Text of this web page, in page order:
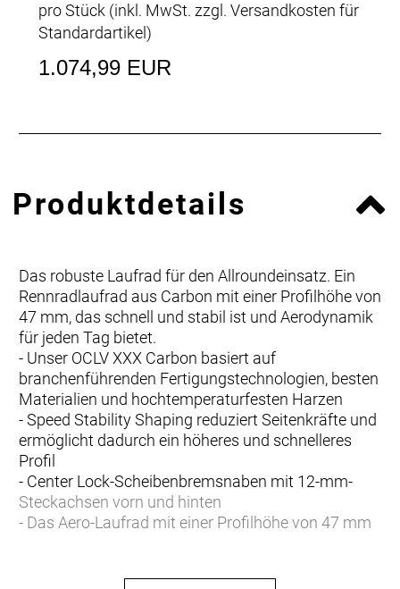
pro Stück (inkl. MwSt. zzgl. Versandkosten für
Standardartikel)
1.074,99 EUR
Produktdetails
Das robuste Laufrad für den Allroundeinsatz. Ein
Rennradlaufrad aus Carbon mit einer Profilhöhe von
47 mm, das schnell und stabil ist und Aerodynamik
für jeden Tag bietet.
- Unser OCLV XXX Carbon basiert auf
branchenführenden Fertigungstechnologien, besten
Materialien und hochtemperaturfesten Harzen
- Speed Stability Shaping reduziert Seitenkräfte und
ermöglicht dadurch ein höheres und schnelleres
Profil
- Center Lock-Scheibenbremsnaben mit 12-mm-
Steckachsen vorn und hinten
- Das Aero-Laufrad mit einer Profilhöhe von 47 mm
- Tubeless Ready (TLR) mit einer Innenweite von 21